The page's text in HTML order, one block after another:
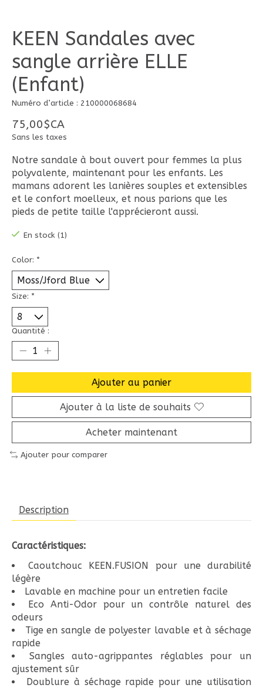
KEEN Sandales avec
sangle arrière ELLE
(Enfant)
Numéro d’article : 210000068684
75,00$CA
Sans les taxes
Notre sandale à bout ouvert pour femmes la plus
polyvalente, maintenant pour les enfants. Les
mamans adorent les lanières souples et extensibles
et le confort moelleux, et nous parions que les
pieds de petite taille l'apprécieront aussi.
En stock (1)
Color: *
Size: *
Quantité :
Ajouter au panier
Ajouter à la liste de souhaits
Acheter maintenant
Ajouter pour comparer
Description
Caractéristiques:
Caoutchouc KEEN.FUSION pour une durabilité
légère
Lavable en machine pour un entretien facile
Eco Anti-Odor pour un contrôle naturel des
odeurs
Tige en sangle de polyester lavable et à séchage
rapide
Sangles auto-agrippantes réglables pour un
ajustement sûr
Doublure à séchage rapide pour une utilisation